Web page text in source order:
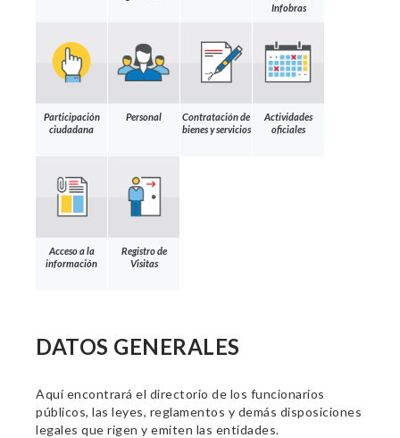
Infobras
Participación
ciudadana
Personal
Contratación de
bienes y servicios
Actividades
oficiales
Acceso a la
información
Registro de
Visitas
DATOS GENERALES
Aquí encontrará el directorio de los funcionarios
públicos, las leyes, reglamentos y demás disposiciones
legales que rigen y emiten las entidades.